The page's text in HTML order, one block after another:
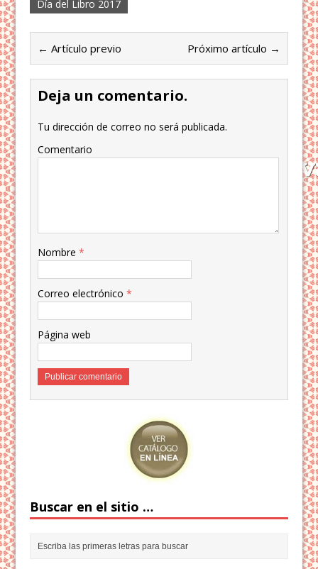
Día del Libro 2017
← Artículo previo Próximo artículo →
Deja un comentario.
Tu dirección de correo no será publicada.
Comentario
Nombre*
Correo electrónico*
Página web
Buscar en el sitio …